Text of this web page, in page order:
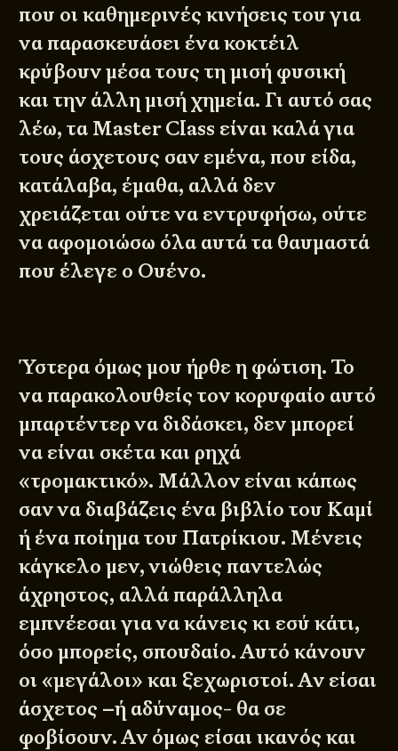
που οι καθημερινές κινήσεις του για
να παρασκευάσει ένα κοκτέιλ
κρύβουν μέσα τους τη μισή φυσική
και την άλλη μισή χημεία. Γι αυτό σας
λέω, τα Master Class είναι καλά για
τους άσχετους σαν εμένα, που είδα,
κατάλαβα, έμαθα, αλλά δεν
χρειάζεται ούτε να εντρυφήσω, ούτε
να αφομοιώσω όλα αυτά τα θαυμαστά
που έλεγε ο Ουένο.
Ύστερα όμως μου ήρθε η φώτιση. Το
να παρακολουθείς τον κορυφαίο αυτό
μπαρτέντερ να διδάσκει, δεν μπορεί
να είναι σκέτα και ρηχά
«τρομακτικό». Μάλλον είναι κάπως
σαν να διαβάζεις ένα βιβλίο του Καμί
ή ένα ποίημα του Πατρίκιου. Μένεις
κάγκελο μεν, νιώθεις παντελώς
άχρηστος, αλλά παράλληλα
εμπνέεσαι για να κάνεις κι εσύ κάτι,
όσο μπορείς, σπουδαίο. Αυτό κάνουν
οι «μεγάλοι» και ξεχωριστοί. Αν είσαι
άσχετος –ή αδύναμος- θα σε
φοβίσουν. Αν όμως είσαι ικανός και